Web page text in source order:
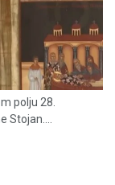
polju 28.
Stojan....